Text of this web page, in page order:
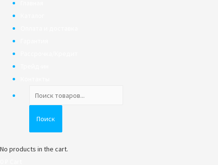
товаров
Поиск
No products in the cart.